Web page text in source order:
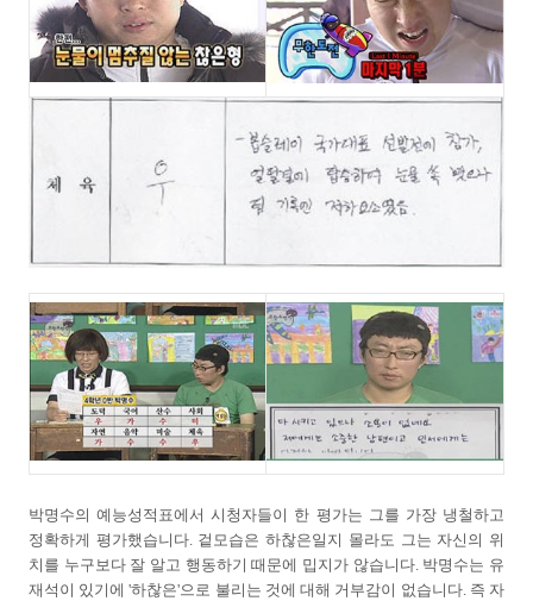
박명수의 예능성적표에서 시청자들이 한 평가는 그를 가장 냉철하고
정확하게 평가했습니다. 겉모습은 하찮은일지 몰라도 그는 자신의 위
치를 누구보다 잘 알고 행동하기 때문에 밉지가 않습니다. 박명수는 유
재석이 있기에 '하찮은'으로 불리는 것에 대해 거부감이 없습니다. 즉 자